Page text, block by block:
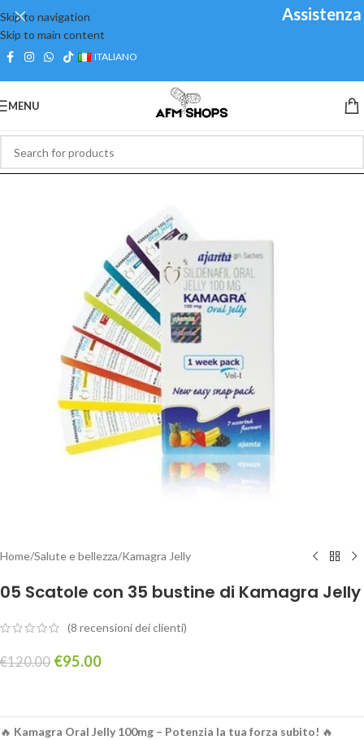
Skip to navigation
Skip to main content
Assistenza
ITALIANO
MENU
Home/Salute e bellezza/Kamagra Jelly
05 Scatole con 35 bustine di Kamagra Jelly
(8 recensioni dei clienti)
€120.00 €95.00
🔥 Kamagra Oral Jelly 100mg – Potenzia la tua forza subito! 🔥